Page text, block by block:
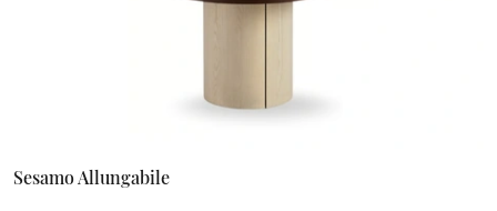
Sesamo Allungabile